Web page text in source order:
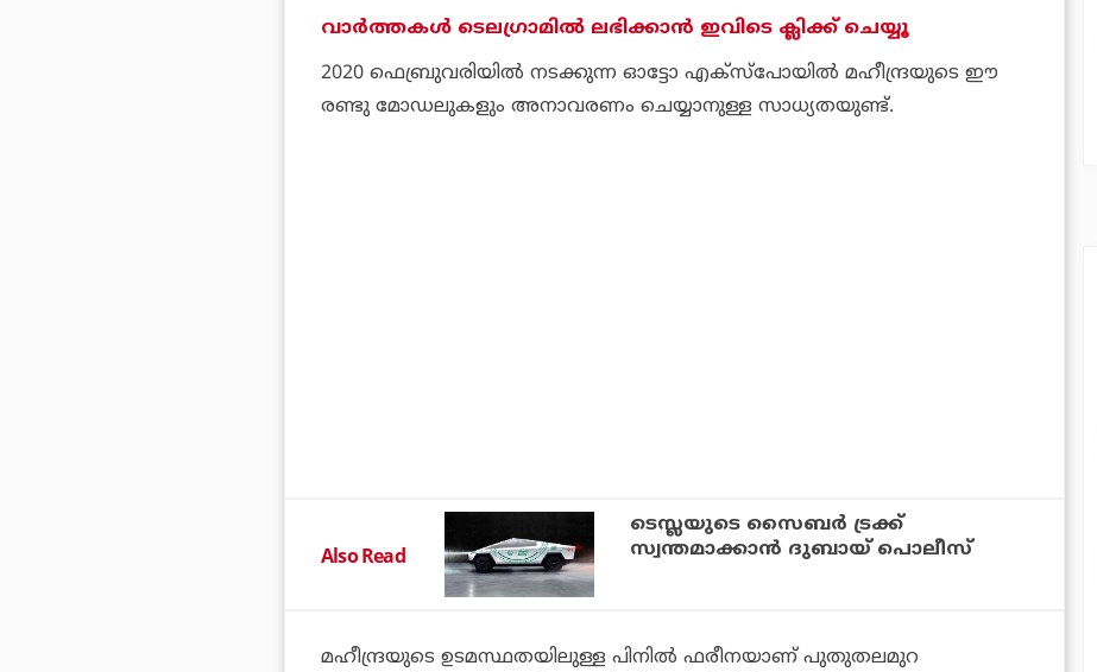
വാര്‍ത്തകള്‍ ടെലഗ്രാമില്‍ ലഭിക്കാന്‍ ഇവിടെ ക്ലിക്ക് ചെയ്യൂ
2020 ഫെബ്രുവരിയില്‍ നടക്കുന്ന ഓട്ടോ എക്‌സ്‌പോയില്‍ മഹീന്ദ്രയുടെ ഈ
രണ്ടു മോഡലുകളും അനാവരണം ചെയ്യാനുള്ള സാധ്യതയുണ്ട്.
Also Read
ടെസ്ലയുടെ സൈബര്‍ ട്രക്ക്
സ്വന്തമാക്കാന്‍ ദുബായ് പൊലീസ്
മഹീന്ദ്രയുടെ ഉടമസ്ഥതയിലുള്ള പിനില്‍ ഫരീനയാണ് പുതുതലമുറ